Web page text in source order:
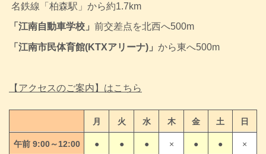
名鉄線 「柏森駅」から約1.7km
「江南自動車学校」 前交差点を北西へ500m
「江南市民体育館(KTXアリーナ)」 から東へ500m
【アクセスのご案内】はこちら
月 火 水 木 金 土 日
午前 9:00～12:00 ● ● ● × ● ● ×